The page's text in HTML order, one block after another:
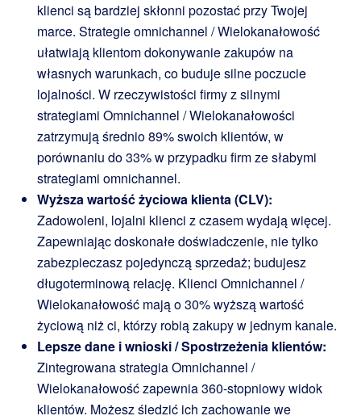
klienci są bardziej skłonni pozostać przy Twojej
marce. Strategie omnichannel / Wielokanałowość
ułatwiają klientom dokonywanie zakupów na
własnych warunkach, co buduje silne poczucie
lojalności. W rzeczywistości firmy z silnymi
strategiami Omnichannel / Wielokanałowości
zatrzymują średnio 89% swoich klientów, w
porównaniu do 33% w przypadku firm ze słabymi
strategiami omnichannel.
Wyższa wartość życiowa klienta (CLV):
Zadowoleni, lojalni klienci z czasem wydają więcej.
Zapewniając doskonałe doświadczenie, nie tylko
zabezpieczasz pojedynczą sprzedaż; budujesz
długoterminową relację. Klienci Omnichannel /
Wielokanałowość mają o 30% wyższą wartość
życiową niż ci, którzy robią zakupy w jednym kanale.
Lepsze dane i wnioski / Spostrzeżenia klientów:
Zintegrowana strategia Omnichannel /
Wielokanałowość zapewnia 360-stopniowy widok
klientów. Możesz śledzić ich zachowanie we